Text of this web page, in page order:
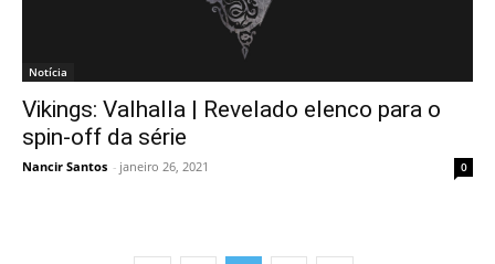
Notícia
Vikings: Valhalla | Revelado elenco para o
spin-off da série
Nancir Santos - janeiro 26, 2021 0